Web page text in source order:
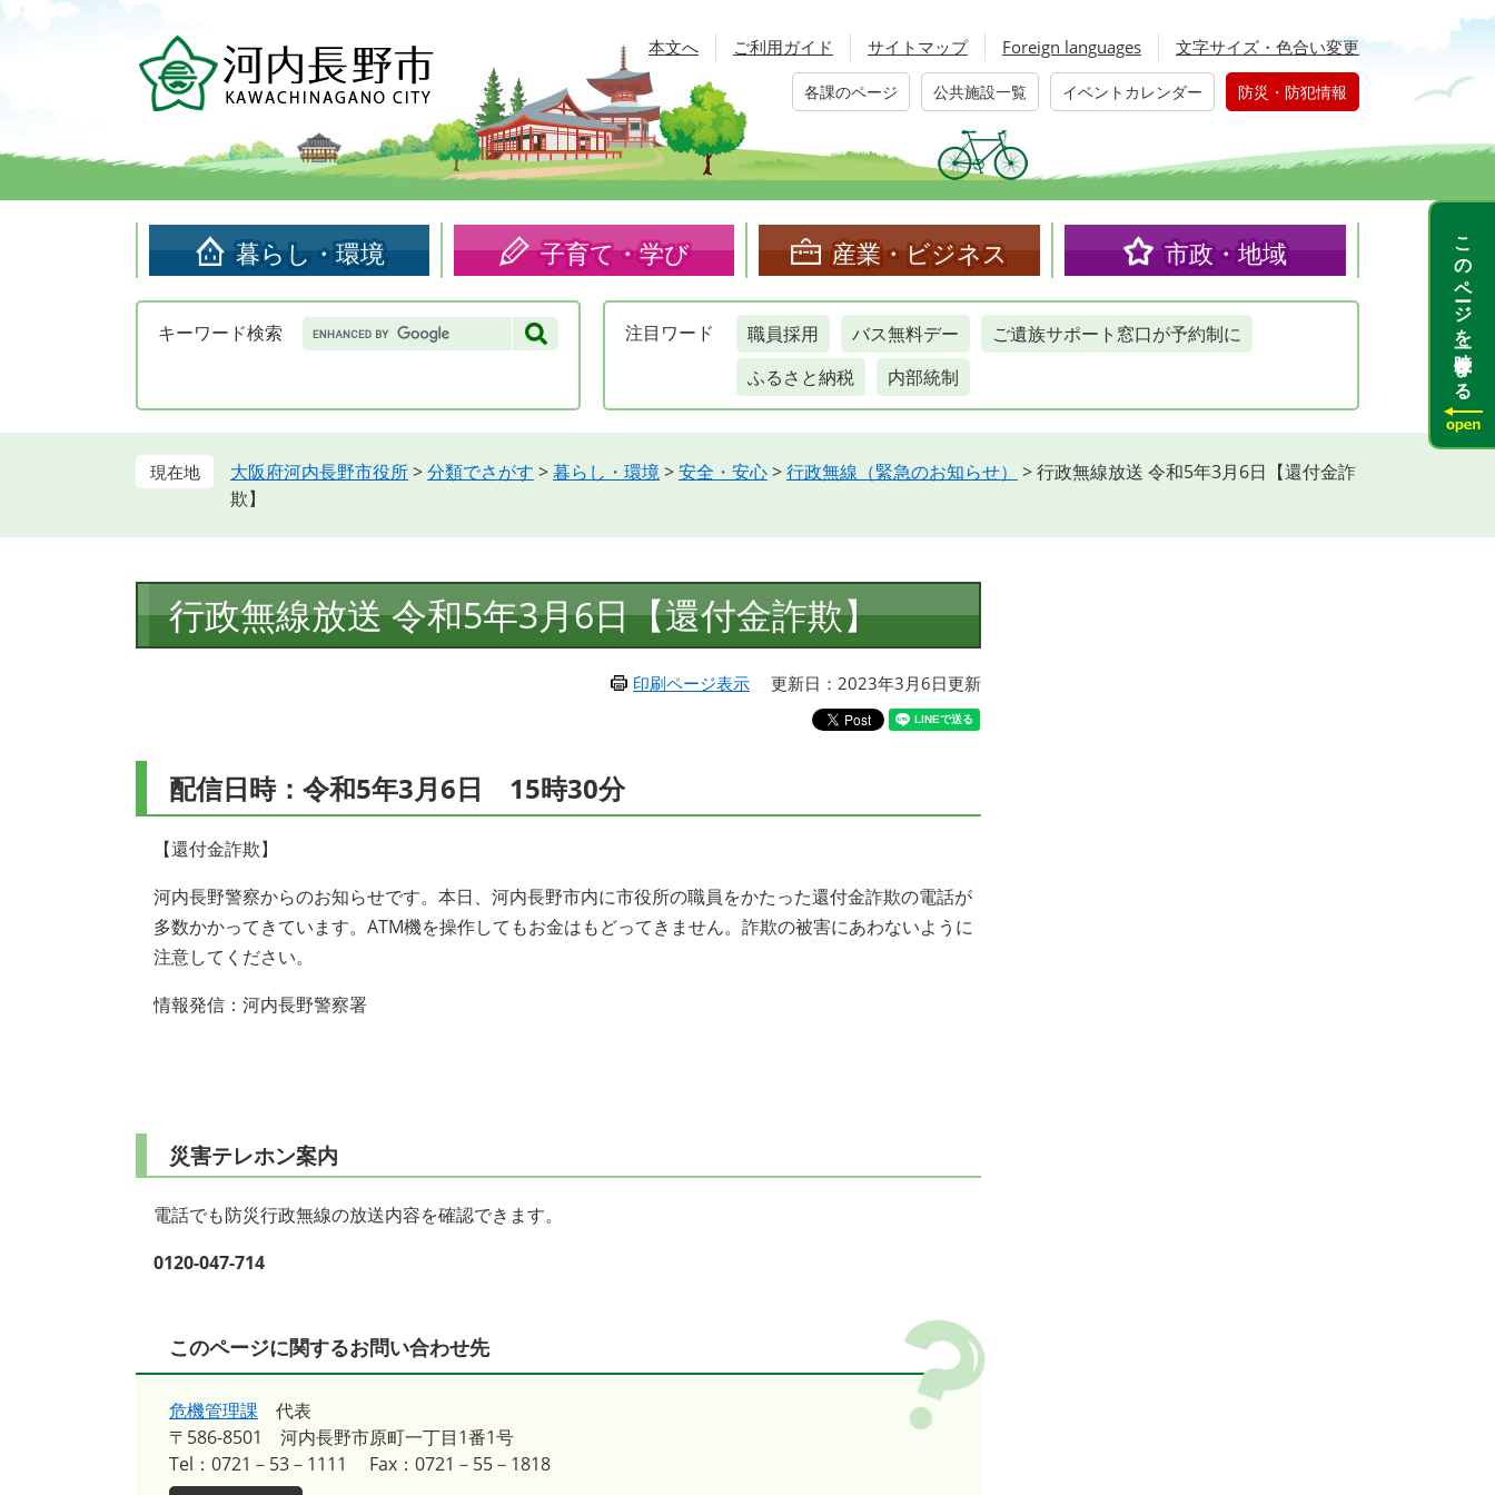
頭
す。
飛
し
本文へ ご利用ガイド サイトマップ Foreign languages 文字サイズ・色合い変更
各課のページ 公共施設一覧 イベントカレンダー 防災・防犯情報
暮らし・環境 子育て・学び 産業・ビジネス 市政・地域
キーワード検索 Google
カ
検
注目 ワード 職員採用 バス無料デー
ご遺族サポート窓口が予約制に
ふるさと納税
内部統制
大阪府河内長野市役所>分類でさがす >暮らし・環境>安全・安心>行政無線（緊急のお知らせ） >行政無線放送 令和5年3月6日【還付金詐
欺】
文
行政無線放送 令和5年3月6日【還付金詐欺】
印刷ページ表示 更新日：2023年3月6日更新
配信日時：令和5年3月6日 15時30分
【還付金詐欺】
河内長野警察からのお知らせです。本日、河内長野市内に市役所の職員をかたった還付金詐欺の電話が
多数かかってきています。ATM機を操作してもお金はもどってきません。詐欺の被害にあわないように
注意してください。
情報発信：河内長野警察署
災害テレホン案内
電話でも防災行政無線の放送内容を確認できます。
0120-047-714
このページに関するお問い合わせ先
危機管理課
代表
〒586-8501
河内長野市原町一丁目1番1号
Tel：0721－53－1111
Fax：0721－55－1818
このページを一時保存する